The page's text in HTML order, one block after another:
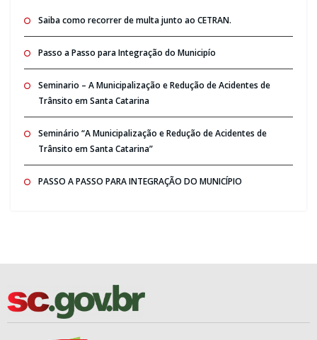
Saiba como recorrer de multa junto ao CETRAN.
Passo a Passo para Integração do Municipío
Seminario – A Municipalização e Redução de Acidentes de
Trânsito em Santa Catarina
Seminário “A Municipalização e Redução de Acidentes de
Trânsito em Santa Catarina”
PASSO A PASSO PARA INTEGRAÇÃO DO MUNICÍPIO